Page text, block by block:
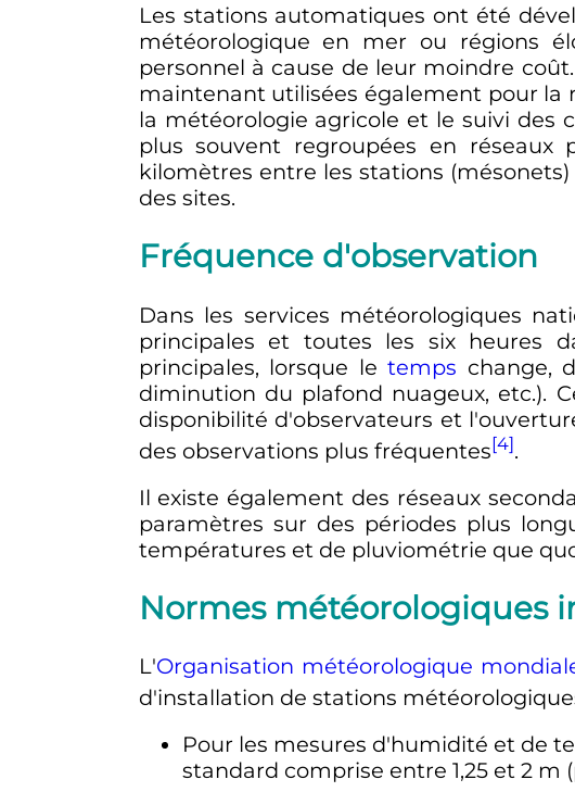
Les stations automatiques ont été
météorologique en mer ou régions
personnel à cause de leur moindre
maintenant utilisées également pour la
la météorologie agricole et le suivi des
plus souvent regroupées en
kilomètres entre les stations
des sites.
Fréquence d'observation
Dans les services météorologiques
principales et toutes les six heures
principales, lorsque letemps change,
diminution du plafond nuageux, etc.).
disponibilité d'observateurs et
des observations plus fréquentes[4].
Il existe également des réseaux
paramètres sur des périodes plus
températures et de pluviométrie que
Normes météorologiques
L'Organisation météorologique
d'installation de stations
Pour les mesures d'humidité et de
standard comprise entre 1,25 et 2 m